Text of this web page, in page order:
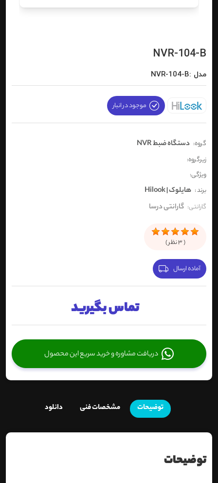
NVR-104-B
مدل :NVR-104-B
موجود در انبار
گروه: دستگاه ضبط NVR
زیرگروه:
ویژگی:
برند : هایلوک | Hilook
گارانتی: گارانتی درسا
(
3نظر )
آماده ارسال
تماس بگیرید
دریافت مشاوره و خرید سریع این محصول
توضیحات مشخصات فنی دانلود
توضیحات